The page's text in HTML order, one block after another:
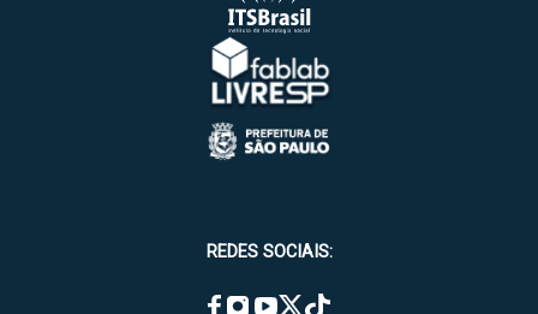
REDES SOCIAIS: